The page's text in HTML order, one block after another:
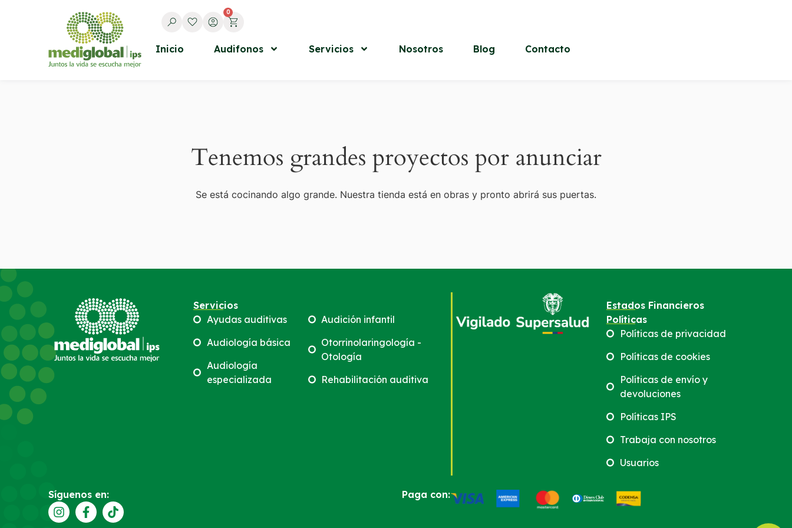
0
Inicio Audifonos Servicios Nosotros Blog Contacto
Tenemos grandes proyectos por anunciar
Se está cocinando algo grande. Nuestra tienda está en obras y pronto abrirá sus puertas.
Servicios
Ayudas auditivas
Audiología básica
Audiología
especializada
Audición infantil
Otorrinolaringología -
Otología
Rehabilitación auditiva
Estados Financieros
Políticas
Políticas de privacidad
Políticas de cookies
Políticas de envío y
devoluciones
Políticas IPS
Trabaja con nosotros
Usuarios
Síguenos en: Paga con: